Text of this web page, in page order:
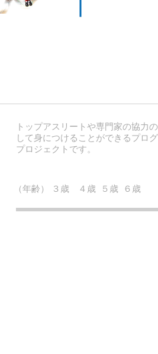
トップアスリートや専門家の協力
して身につけることができるプロ
プロジェクトです。
（年齢） ３歳 ４歳 ５歳 ６